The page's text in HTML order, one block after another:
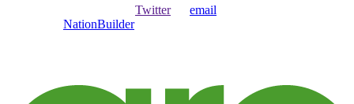
Twitterou email
NationBuilder